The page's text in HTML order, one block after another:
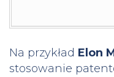
Na przykład Elon
stosowanie